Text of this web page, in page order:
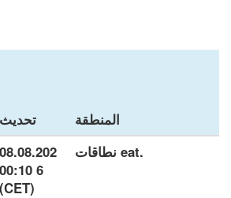
المنطقة تحديث
.eat نطاقات
08.08.202
6 00:10
(CET)